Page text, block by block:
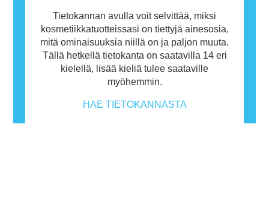
Tietokannan avulla voit selvittää, miksi
kosmetiikkatuotteissasi on tiettyjä ainesosia,
mitä ominaisuuksia niillä on ja paljon muuta.
Tällä hetkellä tietokanta on saatavilla 14 eri
kielellä, lisää kieliä tulee saataville
myöhemmin.
HAE TIETOKANNASTA